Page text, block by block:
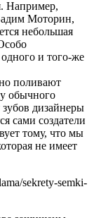
Например,
Моторин,
небольшая
и того-же
поливают
обычного
дизайнеры
сами создатели
тому, что мы
не имеет
sekrety-semki-